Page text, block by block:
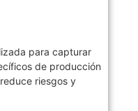
para capturar
de producción
riesgos y